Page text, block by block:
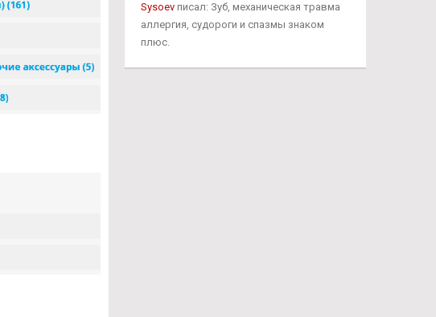
Sysoevписал: Зуб, механическая травма
аллергия, судороги и спазмы знаком
плюс.